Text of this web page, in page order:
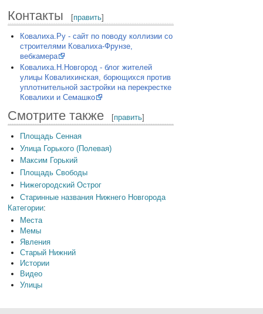
Контакты [править]
Ковалиха.Ру - сайт по поводу коллизии со
строителями Ковалиха-Фрунзе,
вебкамера
Ковалиха.Н.Новгород - блог жителей
улицы Ковалихинская, борющихся против
уплотнительной застройки на перекрестке
Ковалихи и Семашко
Смотрите также [править]
Площадь Сенная
Улица Горького (Полевая)
Максим Горький
Площадь Свободы
Нижегородский Острог
Старинные названия Нижнего Новгорода
Категории:
Места
Мемы
Явления
Старый Нижний
Истории
Видео
Улицы